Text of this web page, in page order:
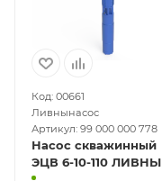
Код: 00661
Ливнынасос
Артикул: 99 000 000 778
Насос скважинный
ЭЦВ 6-10-110 ЛИВНЫ